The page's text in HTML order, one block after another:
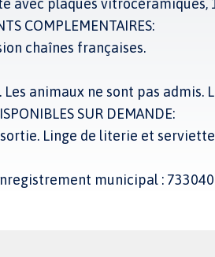
avec plaques
COMPLEMENTAIRES:
chaînes françaises.
Les animaux ne sont pas
SUR DEMANDE:
Linge de literie et
municipal :